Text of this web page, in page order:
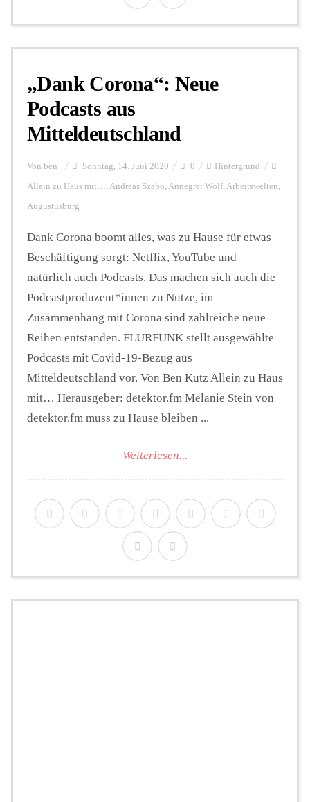
„Dank Corona“: Neue
Podcasts aus
Mitteldeutschland
Von ben Sonntag, 14. Juni 2020 0 Hintergrund
Allein zu Haus mit…, Andreas Szabo, Annegret Wolf, Arbeitswelten,
Augustusburg
Dank Corona boomt alles, was zu Hause für etwas
Beschäftigung sorgt: Netflix, YouTube und
natürlich auch Podcasts. Das machen sich auch die
Podcastproduzent*innen zu Nutze, im
Zusammenhang mit Corona sind zahlreiche neue
Reihen entstanden. FLURFUNK stellt ausgewählte
Podcasts mit Covid-19-Bezug aus
Mitteldeutschland vor. Von Ben Kutz Allein zu Haus
mit… Herausgeber: detektor.fm Melanie Stein von
detektor.fm muss zu Hause bleiben ...
Weiterlesen...